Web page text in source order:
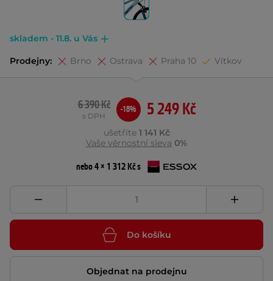
skladem - 11.8. u Vás
Prodejny: Brno Ostrava Praha 10 Vítkov
5 249 Kč
6 390 Kč
s DPH
-18%
ušetříte 1 141 Kč
Vaše věrnostní sleva 0%
nebo 4 × 1 312 Kč s
Do košíku
Objednat na prodejnu